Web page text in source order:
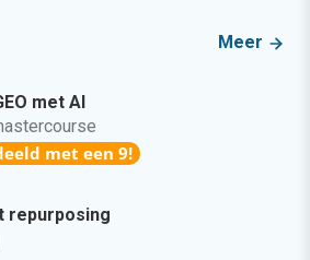
Meer
met AI
met een 9!
repurposing